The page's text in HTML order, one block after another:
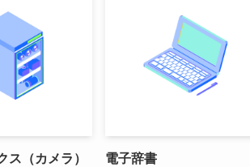
ス（カメラ） 電子辞書